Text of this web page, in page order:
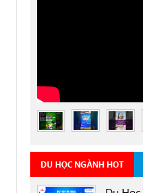
DU HỌC NGÀNH HOT